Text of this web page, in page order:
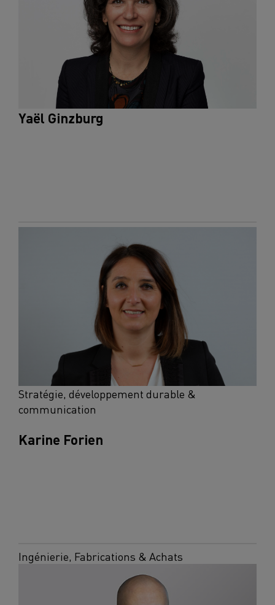
Yaël Ginzburg
Stratégie, développement durable &
communication
Karine Forien
Ingénierie, Fabrications & Achats